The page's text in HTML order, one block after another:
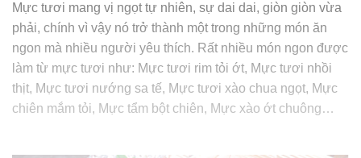
Mực tươi mang vị ngọt tự nhiên, sự dai dai, giòn giòn vừa
phải, chính vì vậy nó trở thành một trong những món ăn
ngon mà nhiều người yêu thích. Rất nhiều món ngon được
làm từ mực tươi như: Mực tươi rim tỏi ớt, Mực tươi nhồi
thịt, Mực tươi nướng sa tế, Mực tươi xào chua ngọt, Mực
chiên mắm tỏi, Mực tẩm bột chiên, Mực xào ớt chuông…